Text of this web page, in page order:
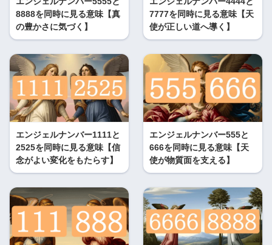
8888を同時に見る意味【真
の豊かさに気づく】
7777を同時に見る意味【天
使が正しい道へ導く】
エンジェルナンバー1111と
2525を同時に見る意味【信
念がよい変化をもたらす】
エンジェルナンバー555と
666を同時に見る意味【天
使が物質面を支える】